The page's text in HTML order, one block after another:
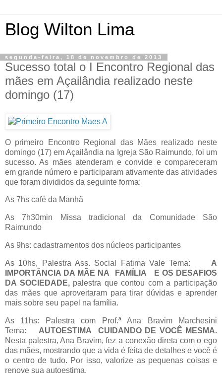
Blog Wilton Lima
segunda-feira, 18 de novembro de 2013
Sucesso total o I Encontro Regional das
mães em Açailândia realizado neste
domingo (17)
O primeiro Encontro Regional das Mães realizado neste
domingo (17) em Açailândia na Igreja São Raimundo, foi um
sucesso. As mães atenderam e convide e compareceram
em grande número e participaram ativamente das atividades
que foram divididos da seguinte forma:
As 7hs café da Manhã
As 7h30min Missa tradicional da Comunidade São
Raimundo
As 9hs: cadastramentos dos núcleos participantes
As 10hs, Palestra Ass. Social Fatima Vale Tema: A
IMPORTÂNCIA DA MÃE NA FAMÍLIA E OS DESAFIOS
DA SOCIEDADE,palestra que contou com a participação
das mães que aproveitaram para tirar dúvidas e aprender
mais sobre seu papel na família.
As 11hs: Palestra com Prof.ª Ana Bravim Marchesini
Tema: AUTOESTIMA CUIDANDO DE VOCÊ MESMA.
Nesta palestra, Ana Bravim, fez a conexão direta com o ego
das mães, mostrando que a vida é feita de detalhes e você é
o centro de tudo. Por isso, valorize as pequenas coisas e
renove sua autoestima.